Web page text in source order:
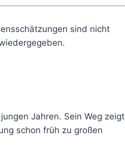
sind nicht
Jahren. Sein Weg zeigt
schon früh zu großen